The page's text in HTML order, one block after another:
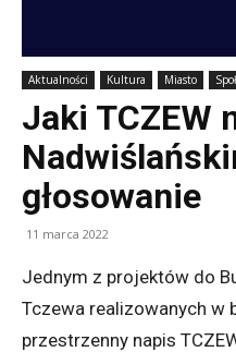
Aktualności Kultura Miasto
Jaki TCZEW
głosowanie
11 marca 2022
Jednym z projektów do
Tczewa realizowanych w
przestrzenny napis